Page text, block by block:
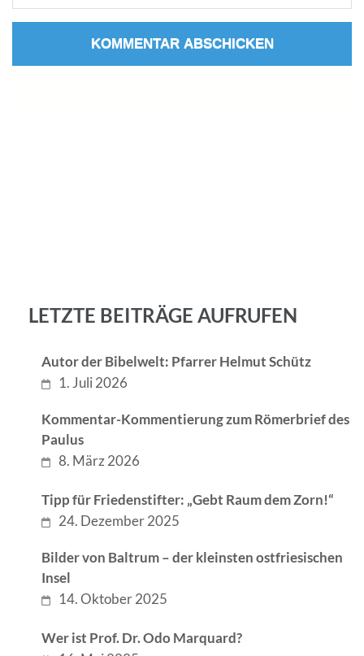
LETZTE BEITRÄGE AUFRUFEN
Autor der Bibelwelt: Pfarrer Helmut Schütz
1. Juli 2026
Kommentar-Kommentierung zum Römerbrief des
Paulus
8. März 2026
Tipp für Friedenstifter: „Gebt Raum dem Zorn!“
24. Dezember 2025
Bilder von Baltrum – der kleinsten ostfriesischen
Insel
14. Oktober 2025
Wer ist Prof. Dr. Odo Marquard?